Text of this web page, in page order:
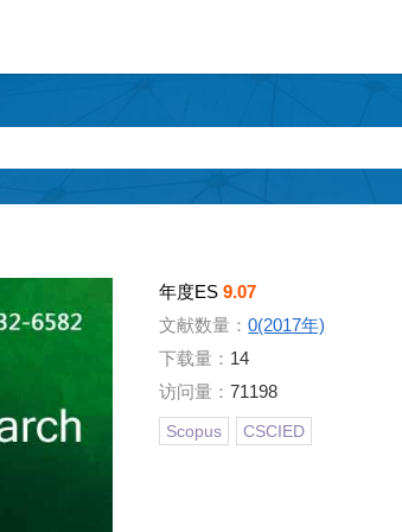
年度ES9.07
文献数量：0(2017年)
下载量： 14
访问量：71198
Scopus CSCIED